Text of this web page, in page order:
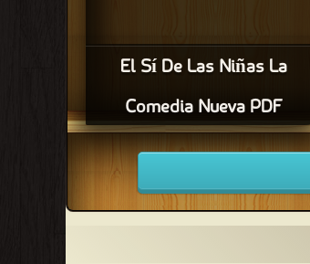
El Sí De Las Niñas La
Comedia Nueva PDF